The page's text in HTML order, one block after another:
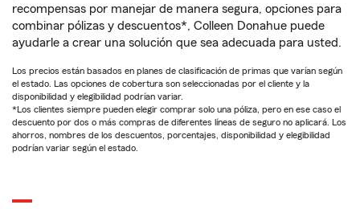
recompensas por manejar de manera segura, opciones para
combinar pólizas y descuentos*, Colleen Donahue puede
ayudarle a crear una solución que sea adecuada para usted.
Los precios están basados en planes de clasificación de primas que varían según
el estado. Las opciones de cobertura son seleccionadas por el cliente y la
disponibilidad y elegibilidad podrían variar.
*Los clientes siempre pueden elegir comprar solo una póliza, pero en ese caso el
descuento por dos o más compras de diferentes líneas de seguro no aplicará. Los
ahorros, nombres de los descuentos, porcentajes, disponibilidad y elegibilidad
podrían variar según el estado.